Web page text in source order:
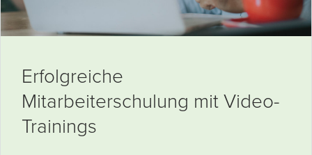
Erfolgreiche
Mitarbeiterschulung mit Video-
Trainings